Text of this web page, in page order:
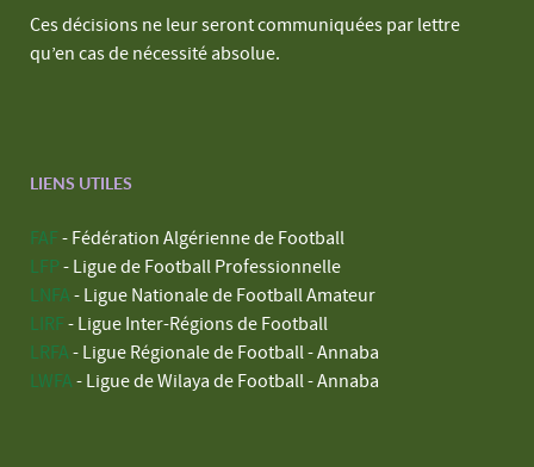
Ces décisions ne leur seront communiquées par lettre
qu’en cas de nécessité absolue.
LIENS UTILES
FAF - Fédération Algérienne de Football
LFP - Ligue de Football Professionnelle
LNFA - Ligue Nationale de Football Amateur
LIRF - Ligue Inter-Régions de Football
LRFA - Ligue Régionale de Football - Annaba
LWFA - Ligue de Wilaya de Football - Annaba